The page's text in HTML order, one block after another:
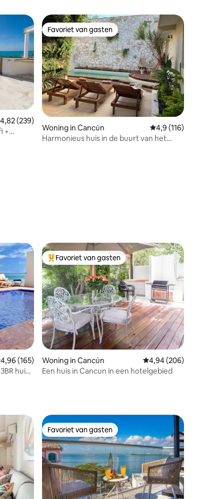
beoordeling van 4,82 op 5, 239 recensies
4,82 (239)
+
Favoriet van gasten
Favoriet van gasten
Woning in Cancún Gemiddelde
4,9 (116)
Harmonieus huis in de buurt van het
beoordeling van 4,96 op 5, 165 recensies
4,96 (165)
huis
Topfavoriet van gasten
Favoriet van gasten
Woning in Cancún Gemiddelde
4,94 (206)
Een huis in Cancun in een hotelgebied
Favoriet van gasten
Favoriet van gasten